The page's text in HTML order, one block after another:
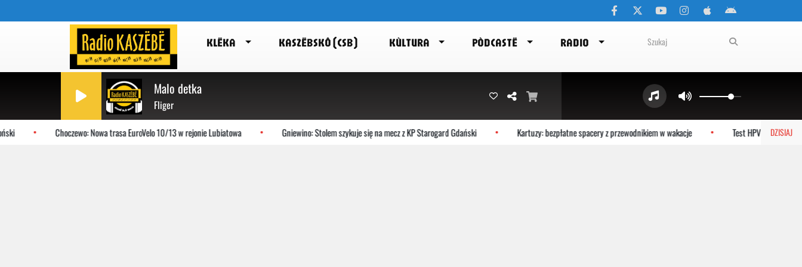
KLËKA KASZËBSKÔ (CSB) KÙLTURA PÒDCASTË RADIO
Malo detka
Fliger
DZISIAJ
Choczewo: Nowa trasa EuroVelo 10/13 w rejonie Lubiatowa Gniewino: Stolem szykuje się na mecz z KP Starogard Gdański Kartuzy: bezpłatne spacery z przewodnikiem w wakacje Test HPV HR zamiast